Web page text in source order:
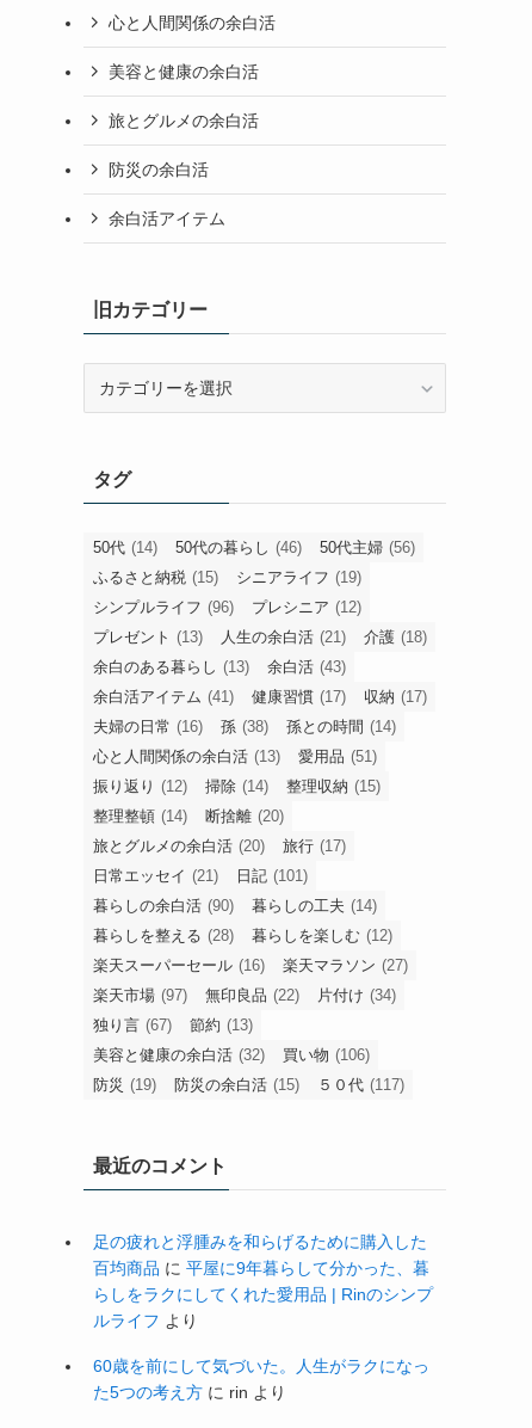
心と人間関係の余白活
美容と健康の余白活
旅とグルメの余白活
防災の余白活
余白活アイテム
旧カテゴリー
リ
ー
タグ
50代 (14) 50代の暮らし (46) 50代主婦 (56)
ふるさと納税 (15) シニアライフ (19)
シンプルライフ (96) プレシニア (12)
プレゼント (13) 人生の余白活 (21) 介護 (18)
余白のある暮らし (13) 余白活 (43)
余白活アイテム (41) 健康習慣 (17) 収納 (17)
夫婦の日常 (16) 孫 (38) 孫との時間 (14)
心と人間関係の余白活 (13) 愛用品 (51)
振り返り (12) 掃除 (14) 整理収納 (15)
整理整頓 (14) 断捨離 (20)
旅とグルメの余白活 (20) 旅行 (17)
日常エッセイ (21) 日記 (101)
暮らしの余白活 (90) 暮らしの工夫 (14)
暮らしを整える (28) 暮らしを楽しむ (12)
楽天スーパーセール (16) 楽天マラソン (27)
楽天市場 (97) 無印良品 (22) 片付け (34)
独り言 (67) 節約 (13)
美容と健康の余白活 (32) 買い物 (106)
防災 (19) 防災の余白活 (15) ５０代 (117)
最近のコメント
足の疲れと浮腫みを和らげるために購入した
百均商品 に 平屋に9年暮らして分かった、暮
らしをラクにしてくれた愛用品 | Rinのシンプ
ルライフ より
60歳を前にして気づいた。人生がラクになっ
た5つの考え方 に rin より